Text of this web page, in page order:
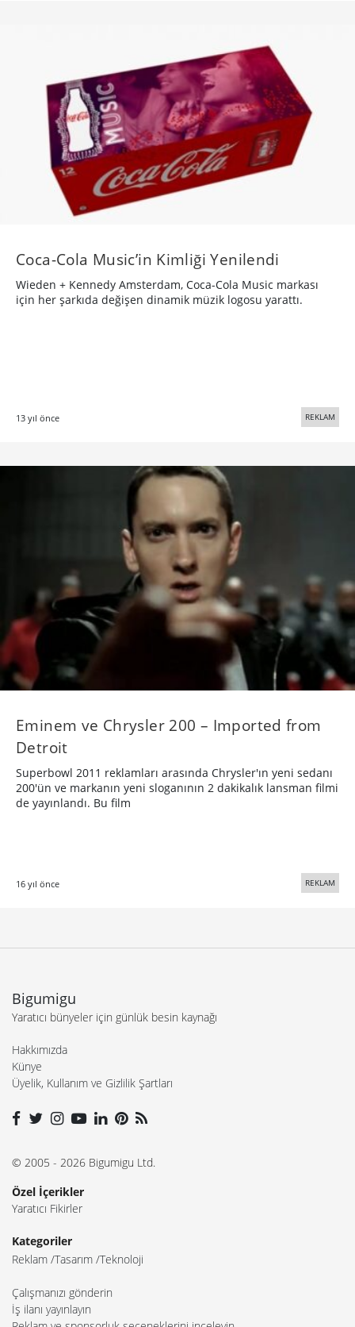
Coca-Cola Music’in Kimliği Yenilendi
Wieden + Kennedy Amsterdam, Coca-Cola Music markası
için her şarkıda değişen dinamik müzik logosu yarattı.
13 yıl önce REKLAM
Eminem ve Chrysler 200 – Imported from
Detroit
Superbowl 2011 reklamları arasında Chrysler'ın yeni sedanı
200'ün ve markanın yeni sloganının 2 dakikalık lansman filmi
de yayınlandı. Bu film
16 yıl önce REKLAM
Bigumigu
Yaratıcı bünyeler için günlük besin kaynağı
Hakkımızda
Künye
Üyelik, Kullanım ve Gizlilik Şartları
© 2005 - 2026 Bigumigu Ltd.
Özel İçerikler
Yaratıcı Fikirler
Kategoriler
Reklam Tasarım Teknoloji
Çalışmanızı gönderin
İş ilanı yayınlayın